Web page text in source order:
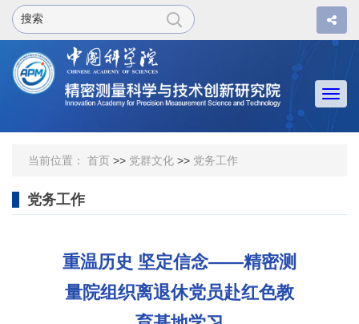
当前位置： 首页 >> 党群文化 >> 党务工作
党务工作
重温历史 坚定信念——精密测
量院组织离退休党员赴红色教